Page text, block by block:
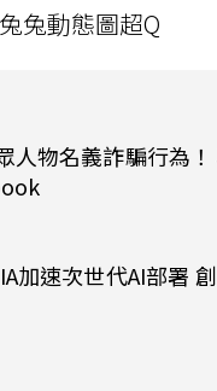
兔動態圖超Q
人物名義詐騙行為
加速次世代AI部署